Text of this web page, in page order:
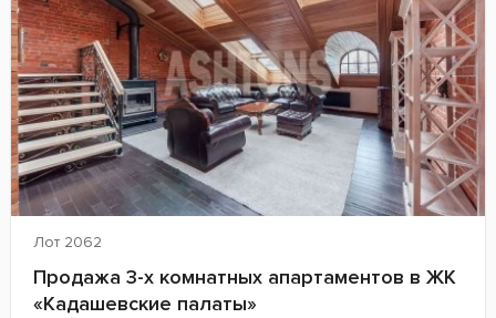
Лот 2062
Продажа 3-х комнатных апартаментов в ЖК
«Кадашевские палаты»